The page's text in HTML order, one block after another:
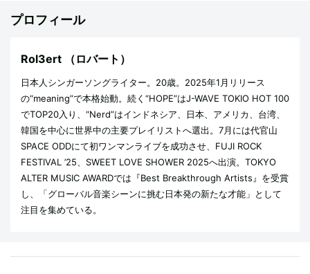
プロフィール
Rol3ert （ロバート）
日本人シンガーソングライター。20歳。2025年1月リリース
の“meaning”で本格始動。続く“HOPE”はJ-WAVE TOKIO HOT 100
でTOP20入り、“Nerd”はインドネシア、日本、アメリカ、台湾、
韓国を中心に世界中の主要プレイリストへ選出。7月には代官山
SPACE ODDにて初ワンマンライブを成功させ、FUJI ROCK
FESTIVAL ’25、SWEET LOVE SHOWER 2025へ出演。TOKYO
ALTER MUSIC AWARDでは『Best Breakthrough Artists』を受賞
し、「グローバル音楽シーンに挑む日本発の新たな才能」として
注目を集めている。